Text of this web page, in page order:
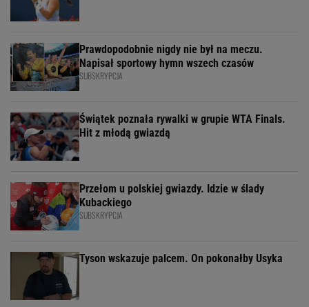
Prawdopodobnie nigdy nie był na meczu.
Napisał sportowy hymn wszech czasów
SUBSKRYPCJA
Świątek poznała rywalki w grupie WTA Finals.
Hit z młodą gwiazdą
Przełom u polskiej gwiazdy. Idzie w ślady
Kubackiego
SUBSKRYPCJA
Tyson wskazuje palcem. On pokonałby Usyka